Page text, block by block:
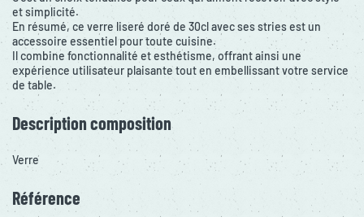
et simplicité.
En résumé, ce verre liseré doré de 30cl avec ses stries est un
accessoire essentiel pour toute cuisine.
Il combine fonctionnalité et esthétisme, offrant ainsi une
expérience utilisateur plaisante tout en embellissant votre service
de table.
Description composition
Verre
Référence